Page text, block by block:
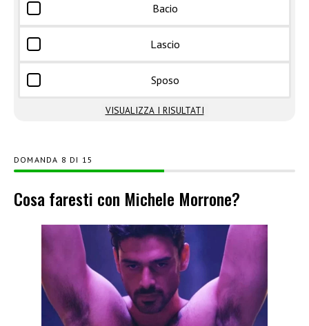
Bacio
Lascio
Sposo
VISUALIZZA I RISULTATI
DOMANDA DI 15
Cosa faresti con Michele Morrone?